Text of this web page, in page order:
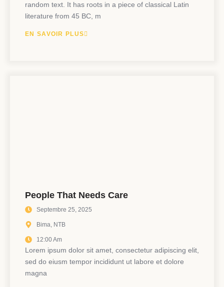
random text. It has roots in a piece of classical Latin
literature from 45 BC, m
EN SAVOIR PLUS
People That Needs Care
Septembre 25, 2025
Bima, NTB
12:00 Am
Lorem ipsum dolor sit amet, consectetur adipiscing elit,
sed do eiusm tempor incididunt ut labore et dolore
magna